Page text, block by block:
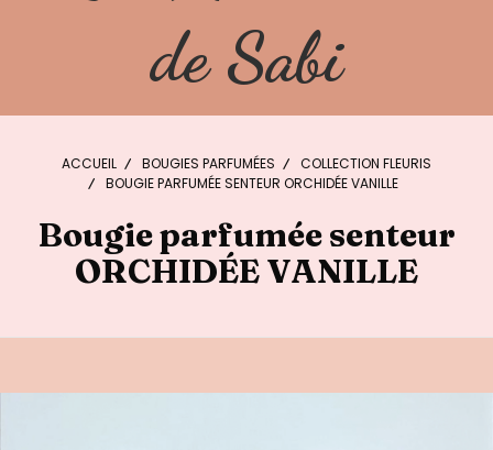
de Sabi
ACCUEIL BOUGIES PARFUMÉES
COLLECTION FLEURIS
BOUGIE PARFUMÉE SENTEUR ORCHIDÉE VANILLE
Bougie parfumée senteur
ORCHIDÉE VANILLE